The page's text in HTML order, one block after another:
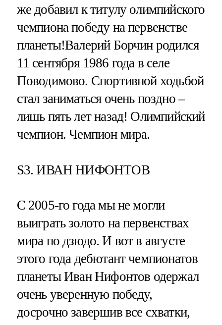
же добавил к титулу олимпийского
чемпиона победу на первенстве
планеты!Валерий Борчин родился
11 сентября 1986 года в селе
Поводимово. Спортивной ходьбой
стал заниматься очень поздно –
лишь пять лет назад! Олимпийский
чемпион. Чемпион мира.
S3. ИВАН НИФОНТОВ
С 2005-го года мы не могли
выиграть золото на первенствах
мира по дзюдо. И вот в августе
этого года дебютант чемпионатов
планеты Иван Нифонтов одержал
очень уверенную победу,
досрочно завершив все схватки,